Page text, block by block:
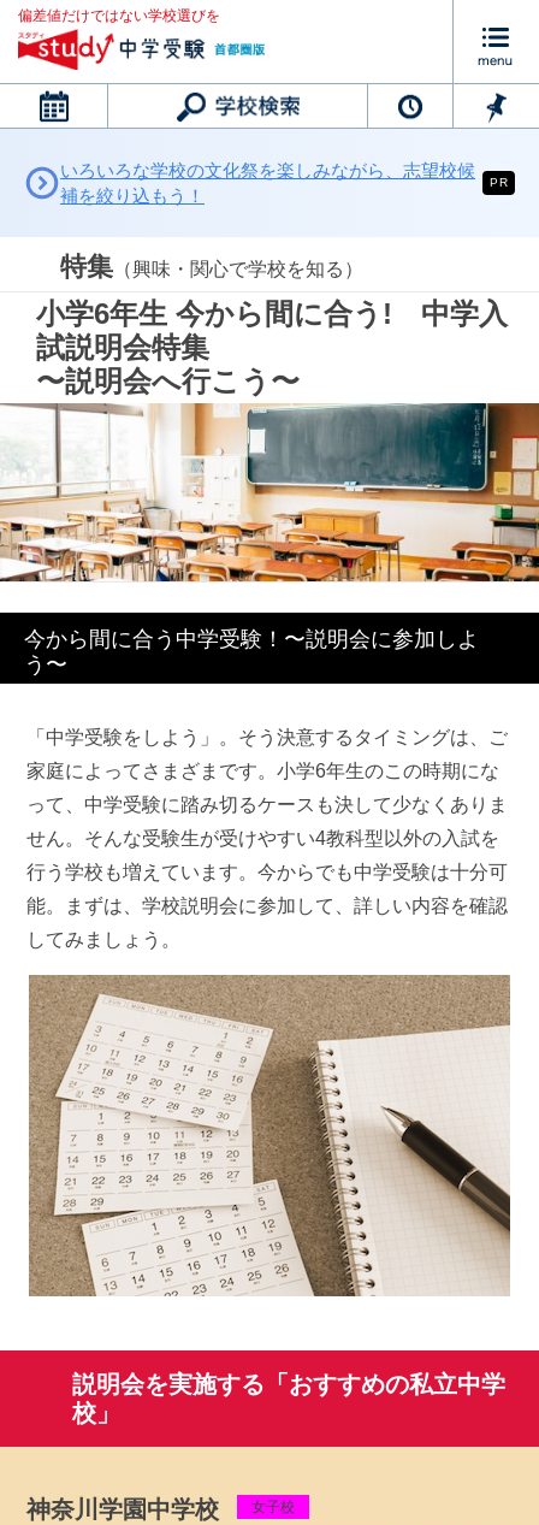
偏差値だけではない学校選びを
カレンダー
学校閲覧履歴はありません
ブックマークした学校
いろいろな学校の文化祭を楽しみながら、志望校候
補を絞り込もう！
PR
特集 （興味・関心で学校を知る）
小学6年生 今から間に合う! 中学入
試説明会特集
〜説明会へ行こう〜
今から間に合う中学受験！〜説明会に参加しよ
う〜
「中学受験をしよう」。そう決意するタイミングは、ご
家庭によってさまざまです。小学6年生のこの時期にな
って、中学受験に踏み切るケースも決して少なくありま
せん。そんな受験生が受けやすい4教科型以外の入試を
行う学校も増えています。今からでも中学受験は十分可
能。まずは、学校説明会に参加して、詳しい内容を確認
してみましょう。
説明会を実施する「おすすめの私立中学
校」
神奈川学園中学校 女子校